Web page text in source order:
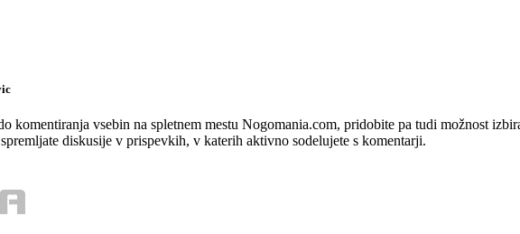
komentiranja vsebin na spletnem mestu Nogomania.com, pridobite pa tudi možnost
diskusije v prispevkih, v katerih aktivno sodelujete s komentarji.